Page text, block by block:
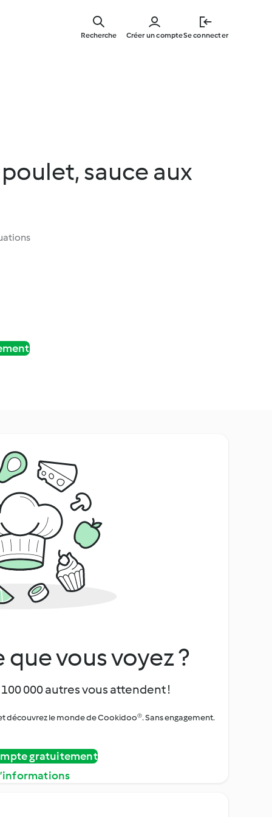
main
Créer un compteSe connecter
Recherche
sauce aux
vous voyez ?
000 autres vous attendent !
découvrez le monde de Cookidoo®. Sans engagement.
gratuitement